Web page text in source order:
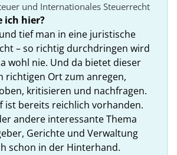
und Internationales Steuerrecht
ich hier?
tief man in eine juristische
– so richtig durchdringen wird
wohl nie. Und da bietet dieser
richtigen Ort zum anregen,
kritisieren und nachfragen.
ist bereits reichlich vorhanden.
andere interessante Thema
Gerichte und Verwaltung
schon in der Hinterhand.